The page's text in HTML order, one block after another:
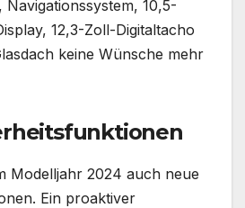
10,5-
12,3-Zoll-Digitaltacho
keine Wünsche mehr
Modelljahr 2024 auch neue
Ein proaktiver